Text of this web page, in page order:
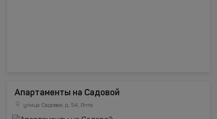
Апартаменты на Садовой
улица Садовая, д. 54, Ялта